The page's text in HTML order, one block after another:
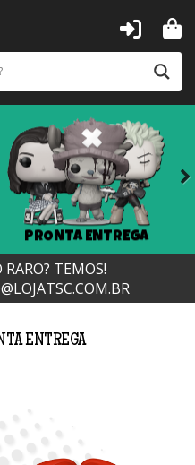
PRONTA ENTREGA
TEMOS!
ENTREGA